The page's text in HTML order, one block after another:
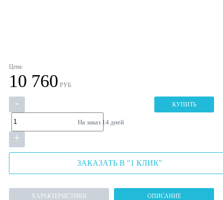
Цена:
10 760 РУБ.
-
+
КУПИТЬ
На заказ 14 дней
ЗАКАЗАТЬ В "1 КЛИК"
ХАРАКТЕРИСТИКИ ОПИСАНИЕ